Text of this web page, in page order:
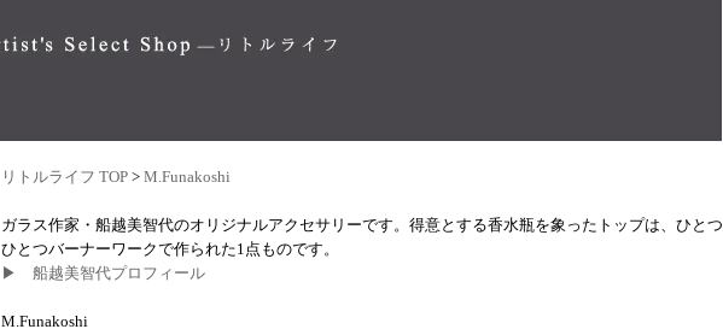
リトルライフ TOP > M.Funakoshi
ガラス作家・船越美智代のオリジナルアクセサリーです。得意とする香水瓶を象ったトップは、ひとつ
ひとつバーナーワークで作られた1点ものです。
▶ 船越美智代プロフィール
M.Funakoshi